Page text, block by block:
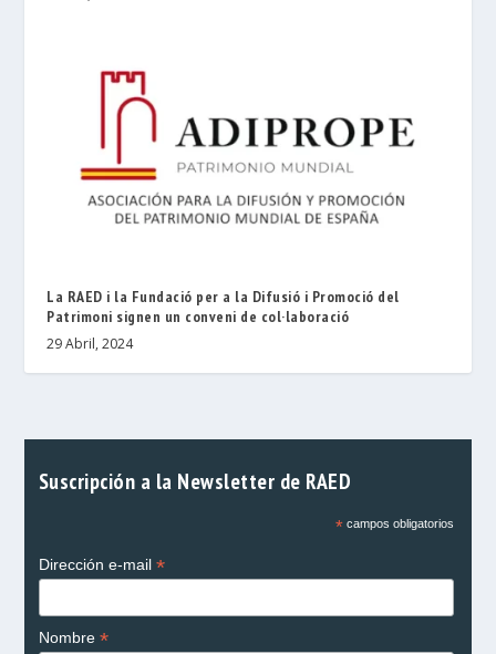
La RAED i la Fundació per a la Difusió i Promoció del
Patrimoni signen un conveni de col·laboració
29 Abril, 2024
Suscripción a la Newsletter de RAED
*campos obligatorios
Dirección e-mail *
Nombre *